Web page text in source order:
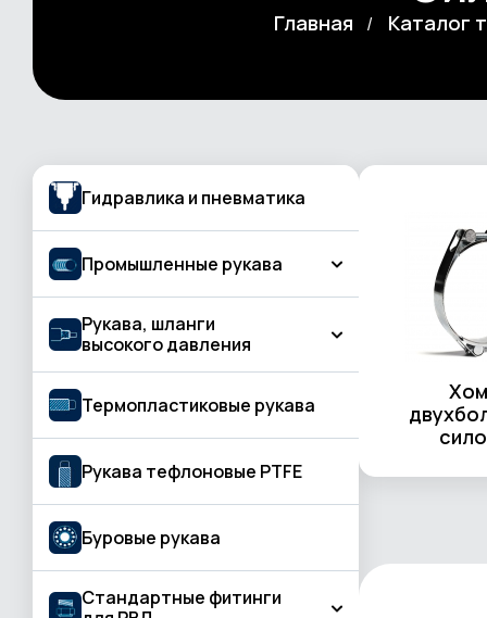
Главная Каталог
Гидравлика и пневматика
Промышленные рукава
Рукава для подачи газа, газовой резки
и сварки
Бетон и штукатурная обработка
Вода и жидкость
Воздух
Газосварка
Горячая вода, пар
Рукава, шланги
высокого давления
КЛАСС BASIC
КЛАСС PROFESSIONAL
КЛАСС STANDARD
Термопластиковые рукава
Рукава тефлоновые PTFE
Буровые рукава
Стандартные фитинги